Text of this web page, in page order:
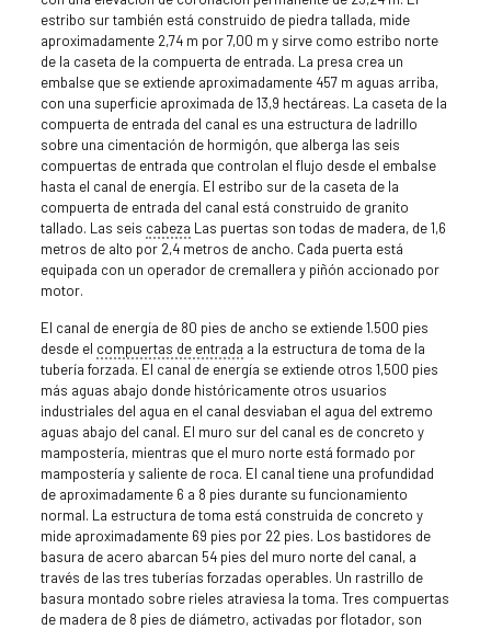
estribo sur también está construido de piedra tallada, mide
aproximadamente 2,74 m por 7,00 m y sirve como estribo norte
de la caseta de la compuerta de entrada. La presa crea un
embalse que se extiende aproximadamente 457 m aguas arriba,
con una superficie aproximada de 13,9 hectáreas. La caseta de la
compuerta de entrada del canal es una estructura de ladrillo
sobre una cimentación de hormigón, que alberga las seis
compuertas de entrada que controlan el flujo desde el embalse
hasta el canal de energía. El estribo sur de la caseta de la
compuerta de entrada del canal está construido de granito
tallado. Las seis cabeza Las puertas son todas de madera, de 1,6
metros de alto por 2,4 metros de ancho. Cada puerta está
equipada con un operador de cremallera y piñón accionado por
motor.
El canal de energía de 80 pies de ancho se extiende 1.500 pies
desde el compuertas de entrada a la estructura de toma de la
tubería forzada. El canal de energía se extiende otros 1,500 pies
más aguas abajo donde históricamente otros usuarios
industriales del agua en el canal desviaban el agua del extremo
aguas abajo del canal. El muro sur del canal es de concreto y
mampostería, mientras que el muro norte está formado por
mampostería y saliente de roca. El canal tiene una profundidad
de aproximadamente 6 a 8 pies durante su funcionamiento
normal. La estructura de toma está construida de concreto y
mide aproximadamente 69 pies por 22 pies. Los bastidores de
basura de acero abarcan 54 pies del muro norte del canal, a
través de las tres tuberías forzadas operables. Un rastrillo de
basura montado sobre rieles atraviesa la toma. Tres compuertas
de madera de 8 pies de diámetro, activadas por flotador, son